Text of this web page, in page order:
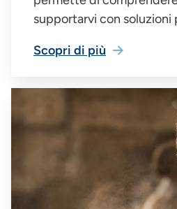
supportarvi con soluzioni
Scopri di più